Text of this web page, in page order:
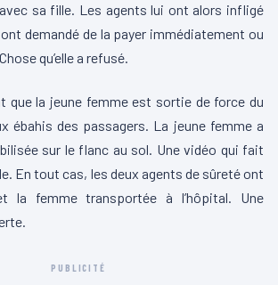
sa fille. Les agents lui ont alors infligé
demandé de la payer immédiatement ou
qu’elle a refusé.
que la jeune femme est sortie de force du
ébahis des passagers. La jeune femme a
sur le flanc au sol. Une vidéo qui fait
En tout cas, les deux agents de sûreté ont
la femme transportée à l’hôpital. Une
PUBLICITÉ